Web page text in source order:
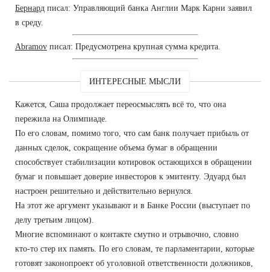
Бернард писал: Управляющий банка Англии Марк Карни заявил
в среду.
Abramov писал: Предусмотрена крупная сумма кредита.
ИНТЕРЕСНЫЕ МЫСЛИ
Кажется, Саша продолжает переосмыслять всё то, что она
пережила на Олимпиаде.
По его словам, помимо того, что сам банк получает прибыль от
данных сделок, сокращение объема бумаг в обращении
способствует стабилизации котировок остающихся в обращении
бумаг и повышает доверие инвесторов к эмитенту. Эдуард был
настроен решительно и действительно вернулся.
На этот же аргумент указывают и в Банке России (выступает по
делу третьим лицом).
Многие вспоминают о контакте смутно и отрывочно, словно
кто-то стер их память. По его словам, те парламентарии, которые
готовят законопроект об уголовной ответственности должников,